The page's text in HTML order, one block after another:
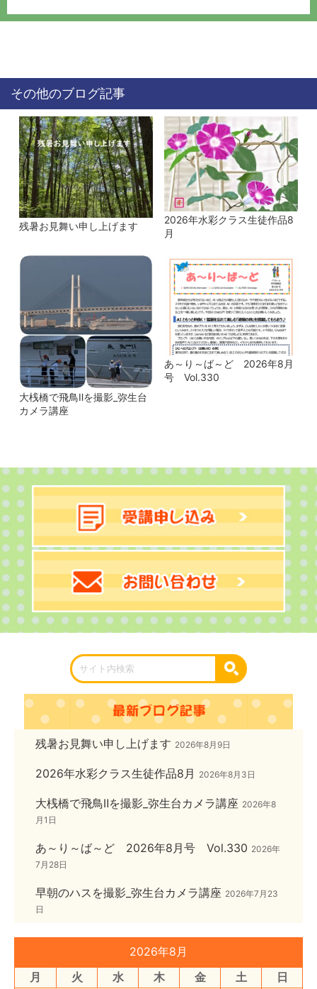
その他のブログ記事
残暑お見舞い申し上げます
2026年水彩クラス生徒作品8
月
大桟橋で飛鳥Ⅱを撮影_弥生台
カメラ講座
あ～り～ば～ど 2026年8月
号 Vol.330
残暑お見舞い申し上げます 2026年8月9日
2026年水彩クラス生徒作品8月 2026年8月3日
大桟橋で飛鳥Ⅱを撮影_弥生台カメラ講座 2026年8
月1日
あ～り～ば～ど 2026年8月号 Vol.330 2026年
7月28日
早朝のハスを撮影_弥生台カメラ講座 2026年7月23
日
2026年8月
月
火 水 木 金 土
日